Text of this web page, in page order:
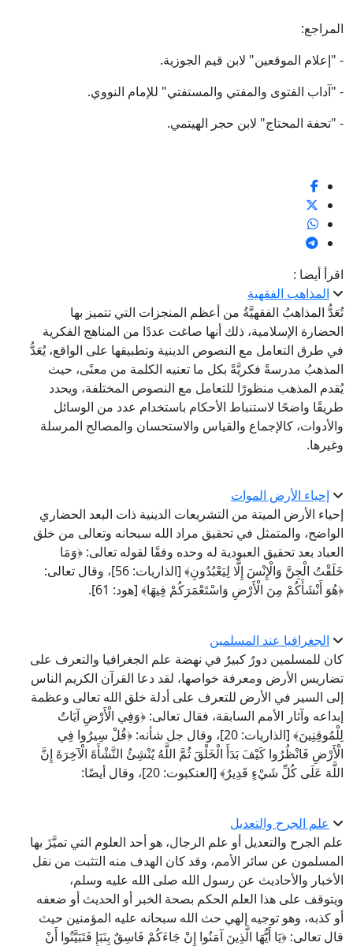
المراجع:
- "إعلام الموقعين" لابن قيم الجوزية.
- "آداب الفتوى والمفتي والمستفتي" للإمام النووي.
- "تحفة المحتاج" لابن حجر الهيتمي.
اقرأ أيضا :
المذاهب الفقهية
تُعَدُّ المذاهبُ الفقهيَّةُ من أعظم المنجزات التي تتميز بها
الحضارة الإسلامية، ذلك أنها صاغت عددًا من المناهج الفكرية
في طرق التعامل مع النصوص الدينية وتطبيقها على الواقع، يُعَدُّ
المذهبُ مدرسةً فكريَّةً بكل ما تعنيه الكلمة من معنًى، حيث
يُقدم المذهب منظورًا للتعامل مع النصوص المختلفة، ويحدد
طريقًا واضحًا لاستنباط الأحكام باستخدام عدد من الوسائل
والأدوات، كالإجماع والقياس والاستحسان والمصالح المرسلة
وغيرها.
إحياء الأرض الموات
إحياء الأرض الميتة من التشريعات الدينية ذات البعد الحضاري
الواضح، والمتمثل في تحقيق مراد الله سبحانه وتعالى من خلق
العباد بعد تحقيق العبودية له وحده وفقًا لقوله تعالى: ﴿وَمَا
خَلَقْتُ الْجِنَّ وَالْإِنْسَ إِلَّا لِيَعْبُدُونِ﴾ [الذاريات: 56]، وقال تعالى:
﴿هُوَ أَنْشَأَكُمْ مِنَ الْأَرْضِ وَاسْتَعْمَرَكُمْ فِيهَا﴾ [هود: 61].
الجغرافيا عند المسلمين
كان للمسلمين دورٌ كبيرٌ في نهضة علم الجغرافيا والتعرف على
تضاريس الأرض ومعرفة خواصها، لقد دعا القرآن الكريم الناس
إلى السير في الأرض للتعرف على أدلة خلق الله تعالى وعظمة
إبداعه وآثار الأمم السابقة، فقال تعالى: ﴿وَفِي الْأَرْضِ آيَاتٌ
لِلْمُوقِنِينَ﴾ [الذاريات: 20]، وقال جل شأنه: ﴿قُلْ سِيرُوا فِي
الْأَرْضِ فَانْظُرُوا كَيْفَ بَدَأَ الْخَلْقَ ثُمَّ اللَّهُ يُنْشِئُ النَّشْأَةَ الْآخِرَةَ إِنَّ
اللَّهَ عَلَى كُلِّ شَيْءٍ قَدِيرٌ﴾ [العنكبوت: 20]، وقال أيضًا:
علم الجرح والتعديل
علم الجرح والتعديل أو علم الرجال، هو أحد العلوم التي تميَّزَ بها
المسلمون عن سائر الأمم، وقد كان الهدف منه التثبت من نقل
الأخبار والأحاديث عن رسول الله صلى الله عليه وسلم،
ويتوقف على هذا العلم الحكم بصحة الخبر أو الحديث أو ضعفه
أو كذبه، وهو توجيه إلهي حث الله سبحانه عليه المؤمنين حيث
قال تعالى: ﴿يَا أَيُّهَا الَّذِينَ آمَنُوا إِنْ جَاءَكُمْ فَاسِقٌ بِنَبَإٍ فَتَبَيَّنُوا أَنْ